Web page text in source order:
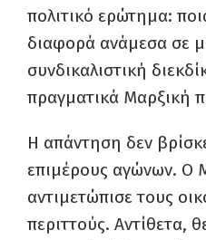
πολιτικό ερώτημα:
διαφορά ανάμεσα σε
συνδικαλιστική
πραγματικά Μαρξική
Η απάντηση δεν
επιμέρους αγώνων. Ο
αντιμετώπισε τους
περιττούς. Αντίθετα,